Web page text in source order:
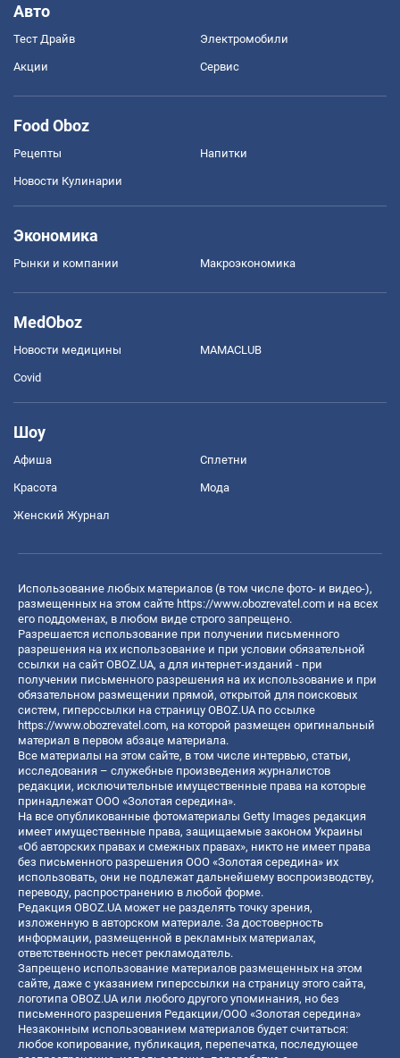
Авто
Тест Драйв Электромобили
Акции Сервис
Food Oboz
Рецепты Напитки
Новости Кулинарии
Экономика
Рынки и компании Mакроэкономика
MedOboz
Новости медицины MAMACLUB
Covid
Шоу
Афиша Сплетни
Красота Мода
Женский Журнал
Использование любых материалов (в том числе фото- и видео-),
размещенных на этом сайте https://www.obozrevatel.com и на всех
его поддоменах, в любом виде строго запрещено.
Разрешается использование при получении письменного
разрешения на их использование и при условии обязательной
ссылки на сайт OBOZ.UA, а для интернет-изданий - при
получении письменного разрешения на их использование и при
обязательном размещении прямой, открытой для поисковых
систем, гиперссылки на страницу OBOZ.UA по ссылке
https://www.obozrevatel.com, на которой размещен оригинальный
материал в первом абзаце материала.
Все материалы на этом сайте, в том числе интервью, статьи,
исследования – служебные произведения журналистов
редакции, исключительные имущественные права на которые
принадлежат ООО «Золотая середина».
На все опубликованные фотоматериалы Getty Images редакция
имеет имущественные права, защищаемые законом Украины
«Об авторских правах и смежных правах», никто не имеет права
без письменного разрешения ООО «Золотая середина» их
использовать, они не подлежат дальнейшему воспроизводству,
переводу, распространению в любой форме.
Редакция OBOZ.UA может не разделять точку зрения,
изложенную в авторском материале. За достоверность
информации, размещенной в рекламных материалах,
ответственность несет рекламодатель.
Запрещено использование материалов размещенных на этом
сайте, даже с указанием гиперссылки на страницу этого сайта,
логотипа OBOZ.UA или любого другого упоминания, но без
письменного разрешения Редакции/ООО «Золотая середина»
Незаконным использованием материалов будет считаться:
любое копирование, публикация, перепечатка, последующее